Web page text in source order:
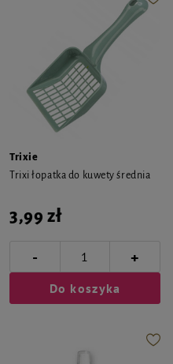
Trixie
Trixi łopatka do kuwety średnia
3,99 zł
- +
Do koszyka